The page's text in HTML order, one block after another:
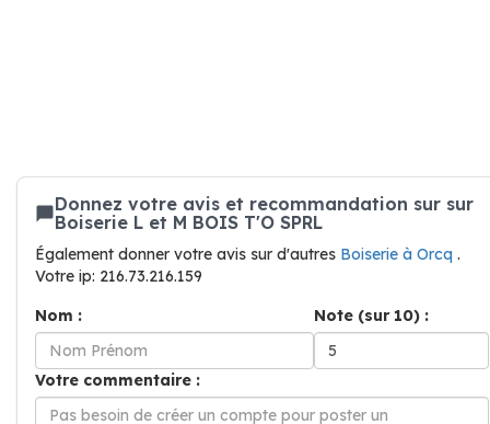
Donnez votre avis et recommandation sur sur
Boiserie L et M BOIS T'O SPRL
Également donner votre avis sur d'autres Boiserie à Orcq .
Votre ip: 216.73.216.159
Nom :
Note (sur 10) :
Votre commentaire :